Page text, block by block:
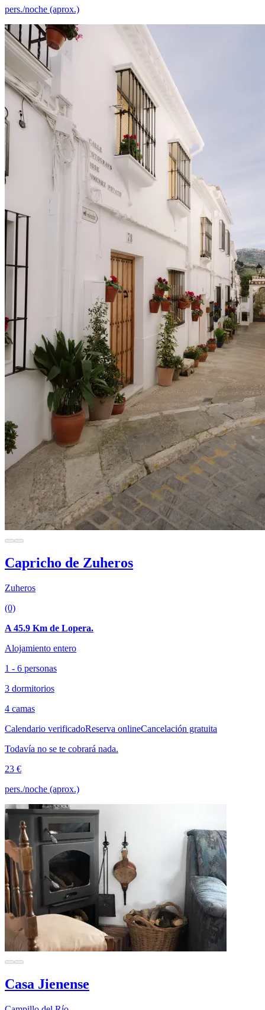
pers./noche (aprox.)
Capricho de Zuheros
Zuheros
(0)
A 45.9 Km de Lopera.
Alojamiento entero
1 - 6 personas
3 dormitorios
4 camas
Calendario verificadoReserva onlineCancelación gratuita
Todavía no se te cobrará nada.
23 €
pers./noche (aprox.)
Casa Jienense